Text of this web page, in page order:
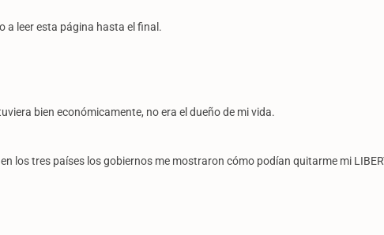
a leer esta página hasta el final.
bien económicamente, no era el dueño de mi vida.
los tres países los gobiernos me mostraron cómo podían quitarme mi